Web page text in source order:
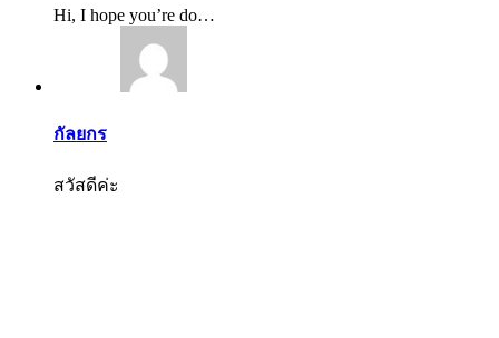
Hi, I hope you’re do…
กัลยกร
สวัสดีค่ะ